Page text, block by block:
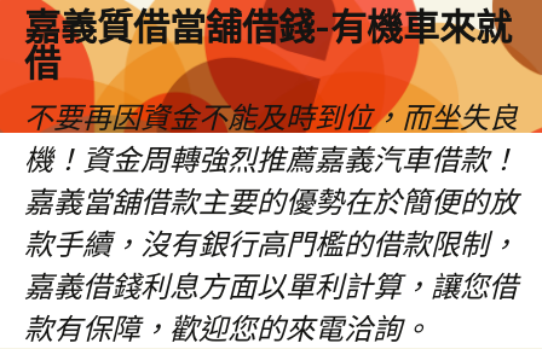
嘉義質借當舖借錢-有機車來就
借
不要再因資金不能及時到位，而坐失良
機！資金周轉強烈推薦嘉義汽車借款！
嘉義當舖借款主要的優勢在於簡便的放
款手續，沒有銀行高門檻的借款限制，
嘉義借錢利息方面以單利計算，讓您借
款有保障，歡迎您的來電洽詢。